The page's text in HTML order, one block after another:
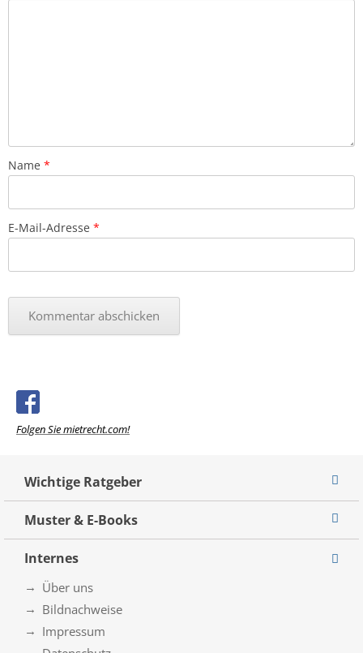
Name *
E-Mail-Adresse *
Folgen Sie mietrecht.com!
Wichtige Ratgeber
Muster & E-Books
Internes
Über uns
Bildnachweise
Impressum